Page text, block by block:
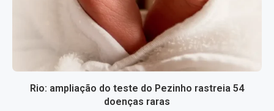
Rio: ampliação do teste do Pezinho rastreia 54
doenças raras